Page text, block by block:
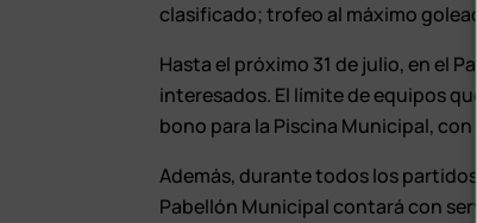
clasificado; trofeo al máximo
Hasta el próximo 31 de julio, en el
interesados. El límite de equipos
bono para la Piscina Municipal,
Además, durante todos los
Pabellón Municipal contará con